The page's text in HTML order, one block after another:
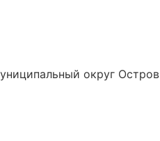
округ